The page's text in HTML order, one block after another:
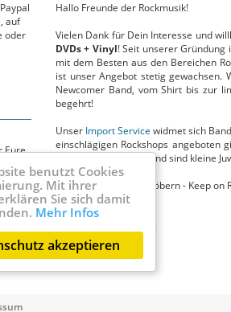
auf
oder
Eure
Hallo Freunde der Rockmusik!
Vielen Dank für Dein Interesse und
DVDs + Vinyl! Seit unserer Gründung
mit dem Besten aus den Bereichen
ist unser Angebot stetig gewachsen.
Newcomer Band, vom Shirt bis zur
begehrt!
Unser Import Service widmet sich
einschlägigen Rockshops angeboten
Circus in nichts nach und sind kleine
Jetzt viel Spaß beim Stöbern - Keep on
Dein MBM Team
Ihr findet uns auch bei:
benutzt Cookies
Mit ihrer
Sie sich damit
Mehr Infos
akzeptieren